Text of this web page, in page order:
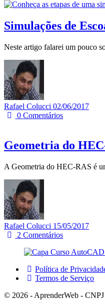
Simulações de
Neste artigo falarei um pouco
Rafael Colucci 02/06/2017
0Comentários
Geometria do
A Geometria do HEC-RAS é
Rafael Colucci 15/05/2017
2Comentários
Política de
Termos de Serviço
© 2026 - AprenderWeb -